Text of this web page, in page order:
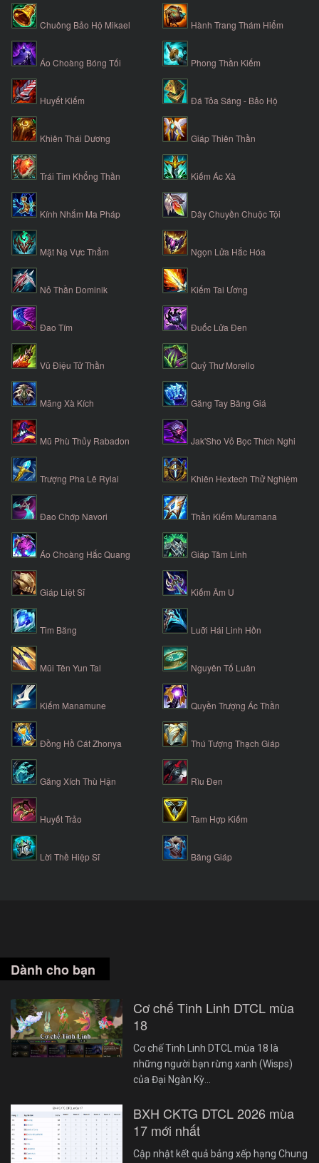
Chuông Bảo Hộ Mikael Hành Trang Thám Hiểm
Áo Choàng Bóng Tối Phong Thần Kiếm
Huyết Kiếm Đá Tỏa Sáng - Bảo Hộ
Khiên Thái Dương Giáp Thiên Thần
Trái Tim Khổng Thần Kiếm Ác Xà
Kính Nhắm Ma Pháp Dây Chuyền Chuộc Tội
Mặt Nạ Vực Thẳm Ngọn Lửa Hắc Hóa
Nỏ Thần Dominik Kiếm Tai Ương
Đao Tím Đuốc Lửa Đen
Vũ Điệu Tử Thần Quỷ Thư Morello
Mãng Xà Kích Găng Tay Băng Giá
Mũ Phù Thủy Rabadon Jak'Sho Vỏ Bọc Thích Nghi
Trượng Pha Lê Rylai Khiên Hextech Thử Nghiệm
Đao Chớp Navori Thần Kiếm Muramana
Áo Choàng Hắc Quang Giáp Tâm Linh
Giáp Liệt Sĩ Kiếm Âm U
Tim Băng Luỡi Hái Linh Hồn
Mũi Tên Yun Tal Nguyên Tố Luân
Kiếm Manamune Quyền Trượng Ác Thần
Đồng Hồ Cát Zhonya Thú Tượng Thạch Giáp
Găng Xích Thù Hận Rìu Đen
Huyết Trảo Tam Hợp Kiếm
Lời Thề Hiệp Sĩ Băng Giáp
Dành cho bạn
Cơ chế Tinh Linh DTCL mùa
18
Cơ chế Tinh Linh DTCL mùa 18 là
những người bạn rừng xanh (Wisps)
của Đại Ngàn Kỳ…
BXH CKTG DTCL 2026 mùa
17 mới nhất
Cập nhật kết quả bảng xếp hạng Chung